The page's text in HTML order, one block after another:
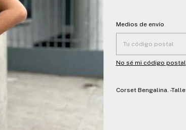
Entregas para el CP:
Medios de envío
No sé mi código postal
Corset Bengalina. -